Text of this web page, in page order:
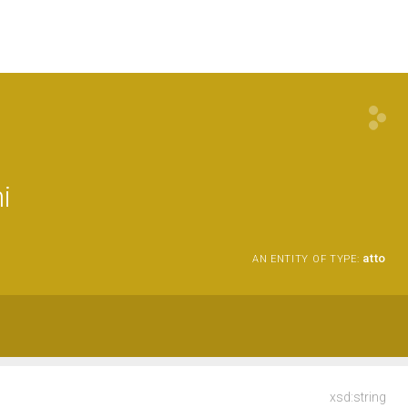
AN ENTITY OF TYPE: atto
xsd:string